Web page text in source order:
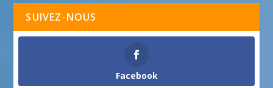
SUIVEZ-NOUS
Facebook